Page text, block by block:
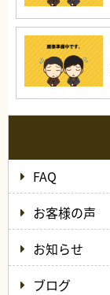
FAQ
お客様の声
お知らせ
ブログ